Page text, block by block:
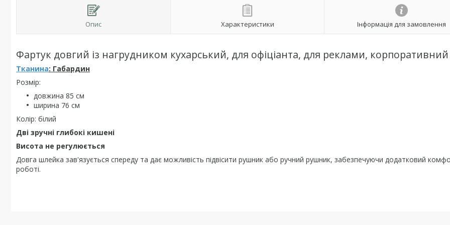
Опис Характеристики Інформація для замовлення
Фартук довгий із нагрудником кухарський, для офіціанта, для реклами, корпоративний
Тканина: Габардин
Розмір:
довжина 85 см
ширина 76 см
Колір: білий
Дві зручні глибокі кишені
Висота не регулюється
Довга шлейка зав'язується спереду та дає можливість підвісити рушник або ручний рушник, забезпечуючи додатковий
роботі.